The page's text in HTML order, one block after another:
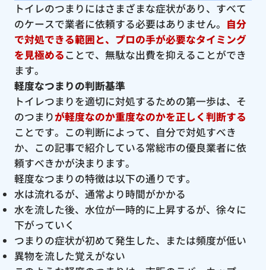
トイレのつまりにはさまざまな症状があり、すべて
のケースで業者に依頼する必要はありません。 自分
で対処できる範囲と、プロの手が必要なタイミング
を見極めることで、無駄な出費を抑えることができ
ます。
軽度なつまりの判断基準
トイレつまりを適切に対処するための第一歩は、そ
のつまりが軽度なのか重度なのかを正しく判断する
ことです。この判断によって、自分で対処すべき
か、この記事で紹介している常総市の優良業者に依
頼すべきかが決まります。
軽度なつまりの特徴は以下の通りです。
水は流れるが、通常より時間がかかる
水を流した後、水位が一時的に上昇するが、徐々に
下がっていく
つまりの症状が初めて発生した、または頻度が低い
異物を流した覚えがない